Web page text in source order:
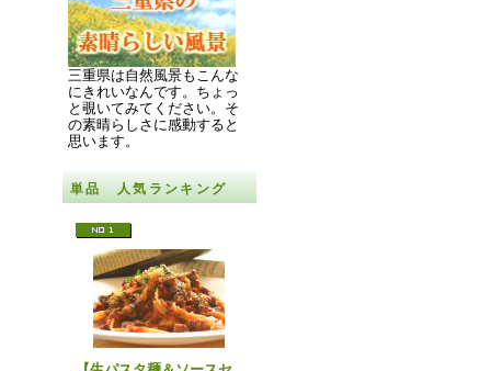
三重県は自然風景もこんな
にきれいなんです。 ちょっ
と覗いてみてください。 そ
の素晴らしさに感動すると
思います。
単品 人気ランキング